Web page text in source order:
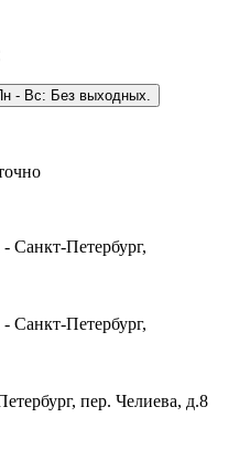
- Вс: Без выходных.
Санкт-Петербург,
Санкт-Петербург,
пер. Челиева, д.8